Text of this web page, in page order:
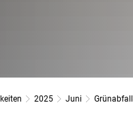
2025 Juni